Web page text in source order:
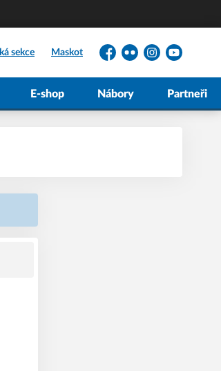
sekce Maskot
Facebook
FlickrInstagramYouTube
E-shop Nábory Partneři